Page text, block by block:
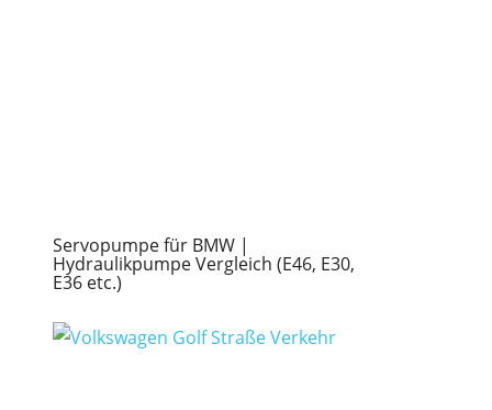
Servopumpe für BMW |
Hydraulikpumpe Vergleich (E46, E30,
E36 etc.)